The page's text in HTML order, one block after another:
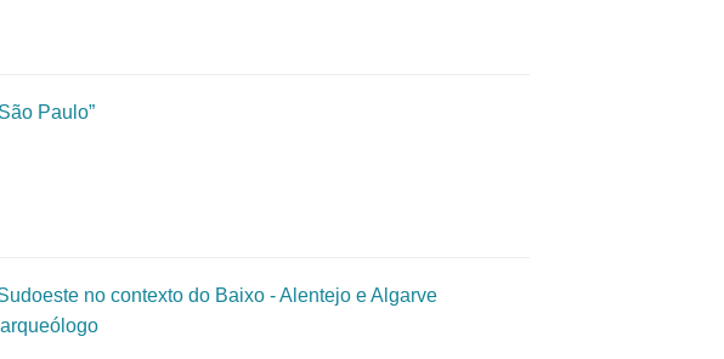
Paulo”
no contexto do Baixo - Alentejo e Algarve